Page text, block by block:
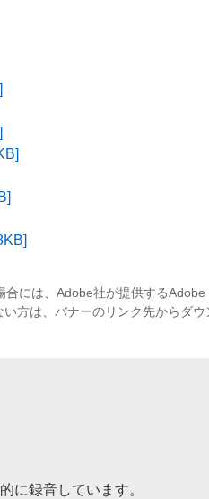
合には、Adobe社が提供する
方は、バナーのリンク先からダウ
に録音しています。